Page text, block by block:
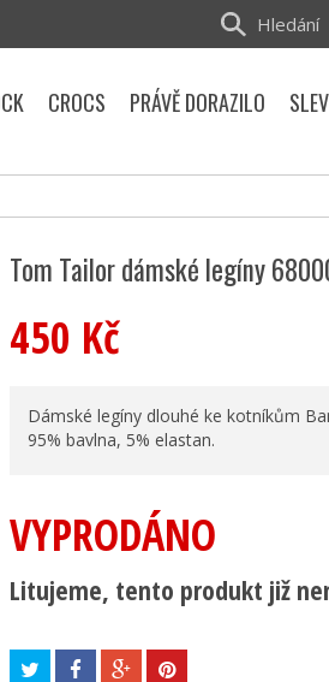
Tom Tailor dámské legíny
450 Kč
Dámské legíny dlouhé ke kotníkům
95% bavlna, 5% elastan.
VYPRODÁNO
Litujeme, tento produkt již
Hledání
CROCS PRÁVĚ DORAZILO